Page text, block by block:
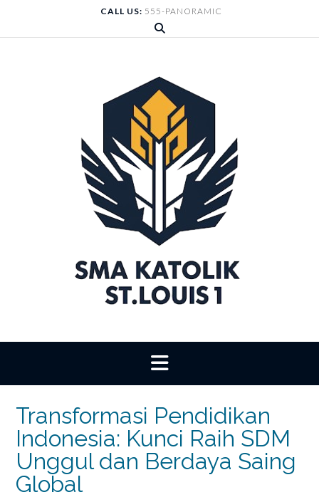
content
CALL US: 555-PANORAMIC
Transformasi Pendidikan
Indonesia: Kunci Raih SDM
Unggul dan Berdaya Saing
Global